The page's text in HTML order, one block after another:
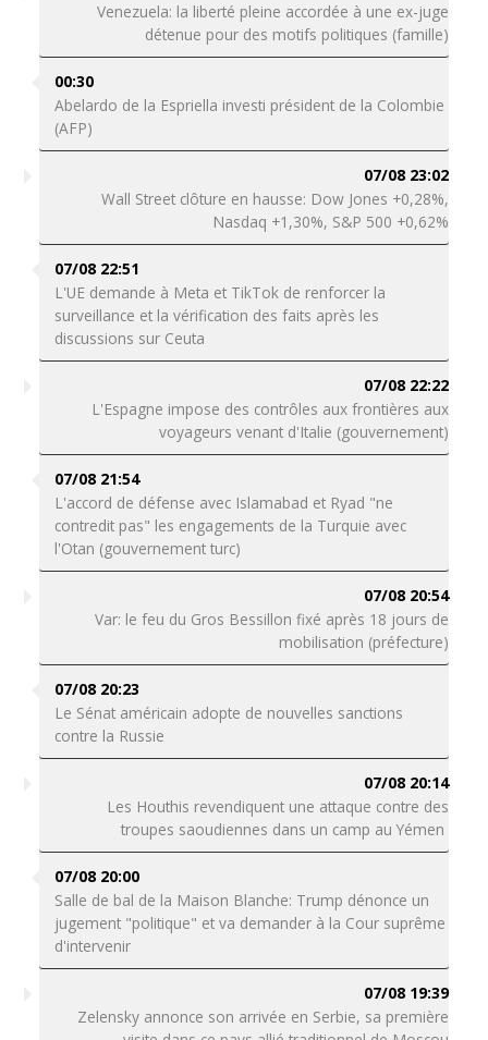
Venezuela: la liberté pleine accordée à une ex-juge
détenue pour des motifs politiques (famille)
00:30
Abelardo de la Espriella investi président de la Colombie
(AFP)
07/08 23:02
Wall Street clôture en hausse: Dow Jones +0,28%,
Nasdaq +1,30%, S&P 500 +0,62%
07/08 22:51
L'UE demande à Meta et TikTok de renforcer la
surveillance et la vérification des faits après les
discussions sur Ceuta
07/08 22:22
L'Espagne impose des contrôles aux frontières aux
voyageurs venant d'Italie (gouvernement)
07/08 21:54
L'accord de défense avec Islamabad et Ryad "ne
contredit pas" les engagements de la Turquie avec
l'Otan (gouvernement turc)
07/08 20:54
Var: le feu du Gros Bessillon fixé après 18 jours de
mobilisation (préfecture)
07/08 20:23
Le Sénat américain adopte de nouvelles sanctions
contre la Russie
07/08 20:14
Les Houthis revendiquent une attaque contre des
troupes saoudiennes dans un camp au Yémen
07/08 20:00
Salle de bal de la Maison Blanche: Trump dénonce un
jugement "politique" et va demander à la Cour suprême
d'intervenir
07/08 19:39
Zelensky annonce son arrivée en Serbie, sa première